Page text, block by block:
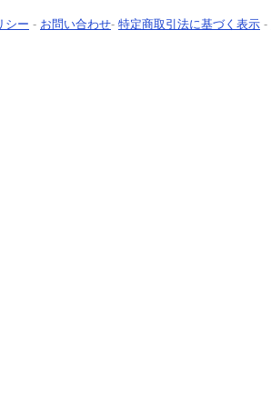
シー - お問い合わせ- 特定商取引法に基づく表示 -